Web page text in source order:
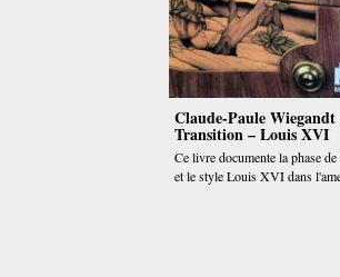
Claude-Paule
Transition – Louis XVI
Ce livre documente la phase
et le style Louis XVI dans